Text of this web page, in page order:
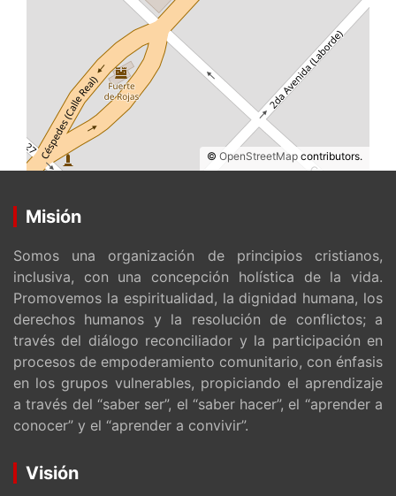
© OpenStreetMap contributors.
Misión
Somos una organización de principios cristianos,
inclusiva, con una concepción holística de la vida.
Promovemos la espiritualidad, la dignidad humana, los
derechos humanos y la resolución de conflictos; a
través del diálogo reconciliador y la participación en
procesos de empoderamiento comunitario, con énfasis
en los grupos vulnerables, propiciando el aprendizaje
a través del “saber ser”, el “saber hacer”, el “aprender a
conocer” y el “aprender a convivir”.
Visión